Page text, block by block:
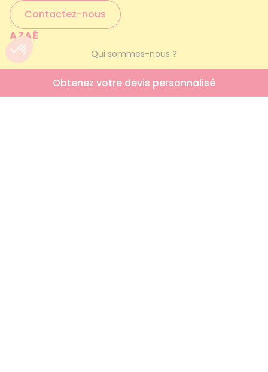
Contactez-nous
AZAÉ
Qui sommes-nous ?
Engagements qualité
Obtenez votre devis personnalisé